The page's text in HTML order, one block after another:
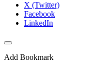
X (Twitter)
Facebook
LinkedIn
Add Bookmark